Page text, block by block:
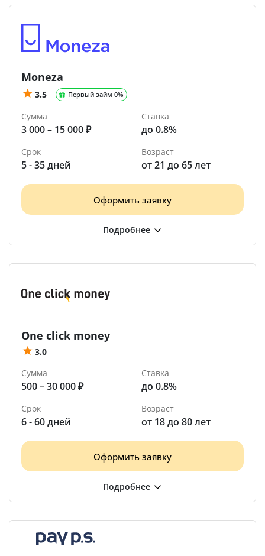
Moneza
3.5 Первый займ 0%
Сумма
3 000 – 15 000 ₽
Ставка
до 0.8%
Срок
5 - 35 дней
Возраст
от 21 до 65 лет
Оформить заявку
One click money
3.0
Сумма
500 – 30 000 ₽
Ставка
до 0.8%
Срок
6 - 60 дней
Возраст
от 18 до 80 лет
Оформить заявку